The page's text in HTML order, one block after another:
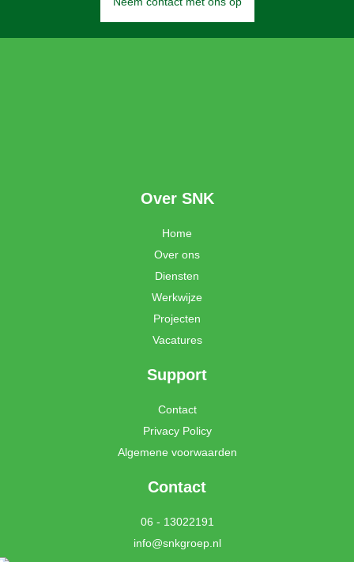
c
e
o
o
k
n
k
i
n
Over SNK
Home
Over ons
Diensten
Werkwijze
Projecten
Vacatures
Support
Contact
Privacy Policy
Algemene voorwaarden
Contact
06 - 13022191
info@snkgroep.nl